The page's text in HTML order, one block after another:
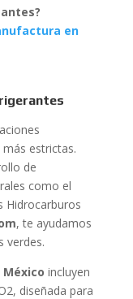
en
estrictas.
de
como el
Hidrocarburos
, te ayudamos
verdes.
incluyen
diseñada para